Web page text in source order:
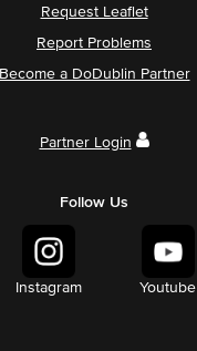
Request Leaflet
Report Problems
Become a DoDublin Partner
Partner Login
Follow Us
Instagram Youtube